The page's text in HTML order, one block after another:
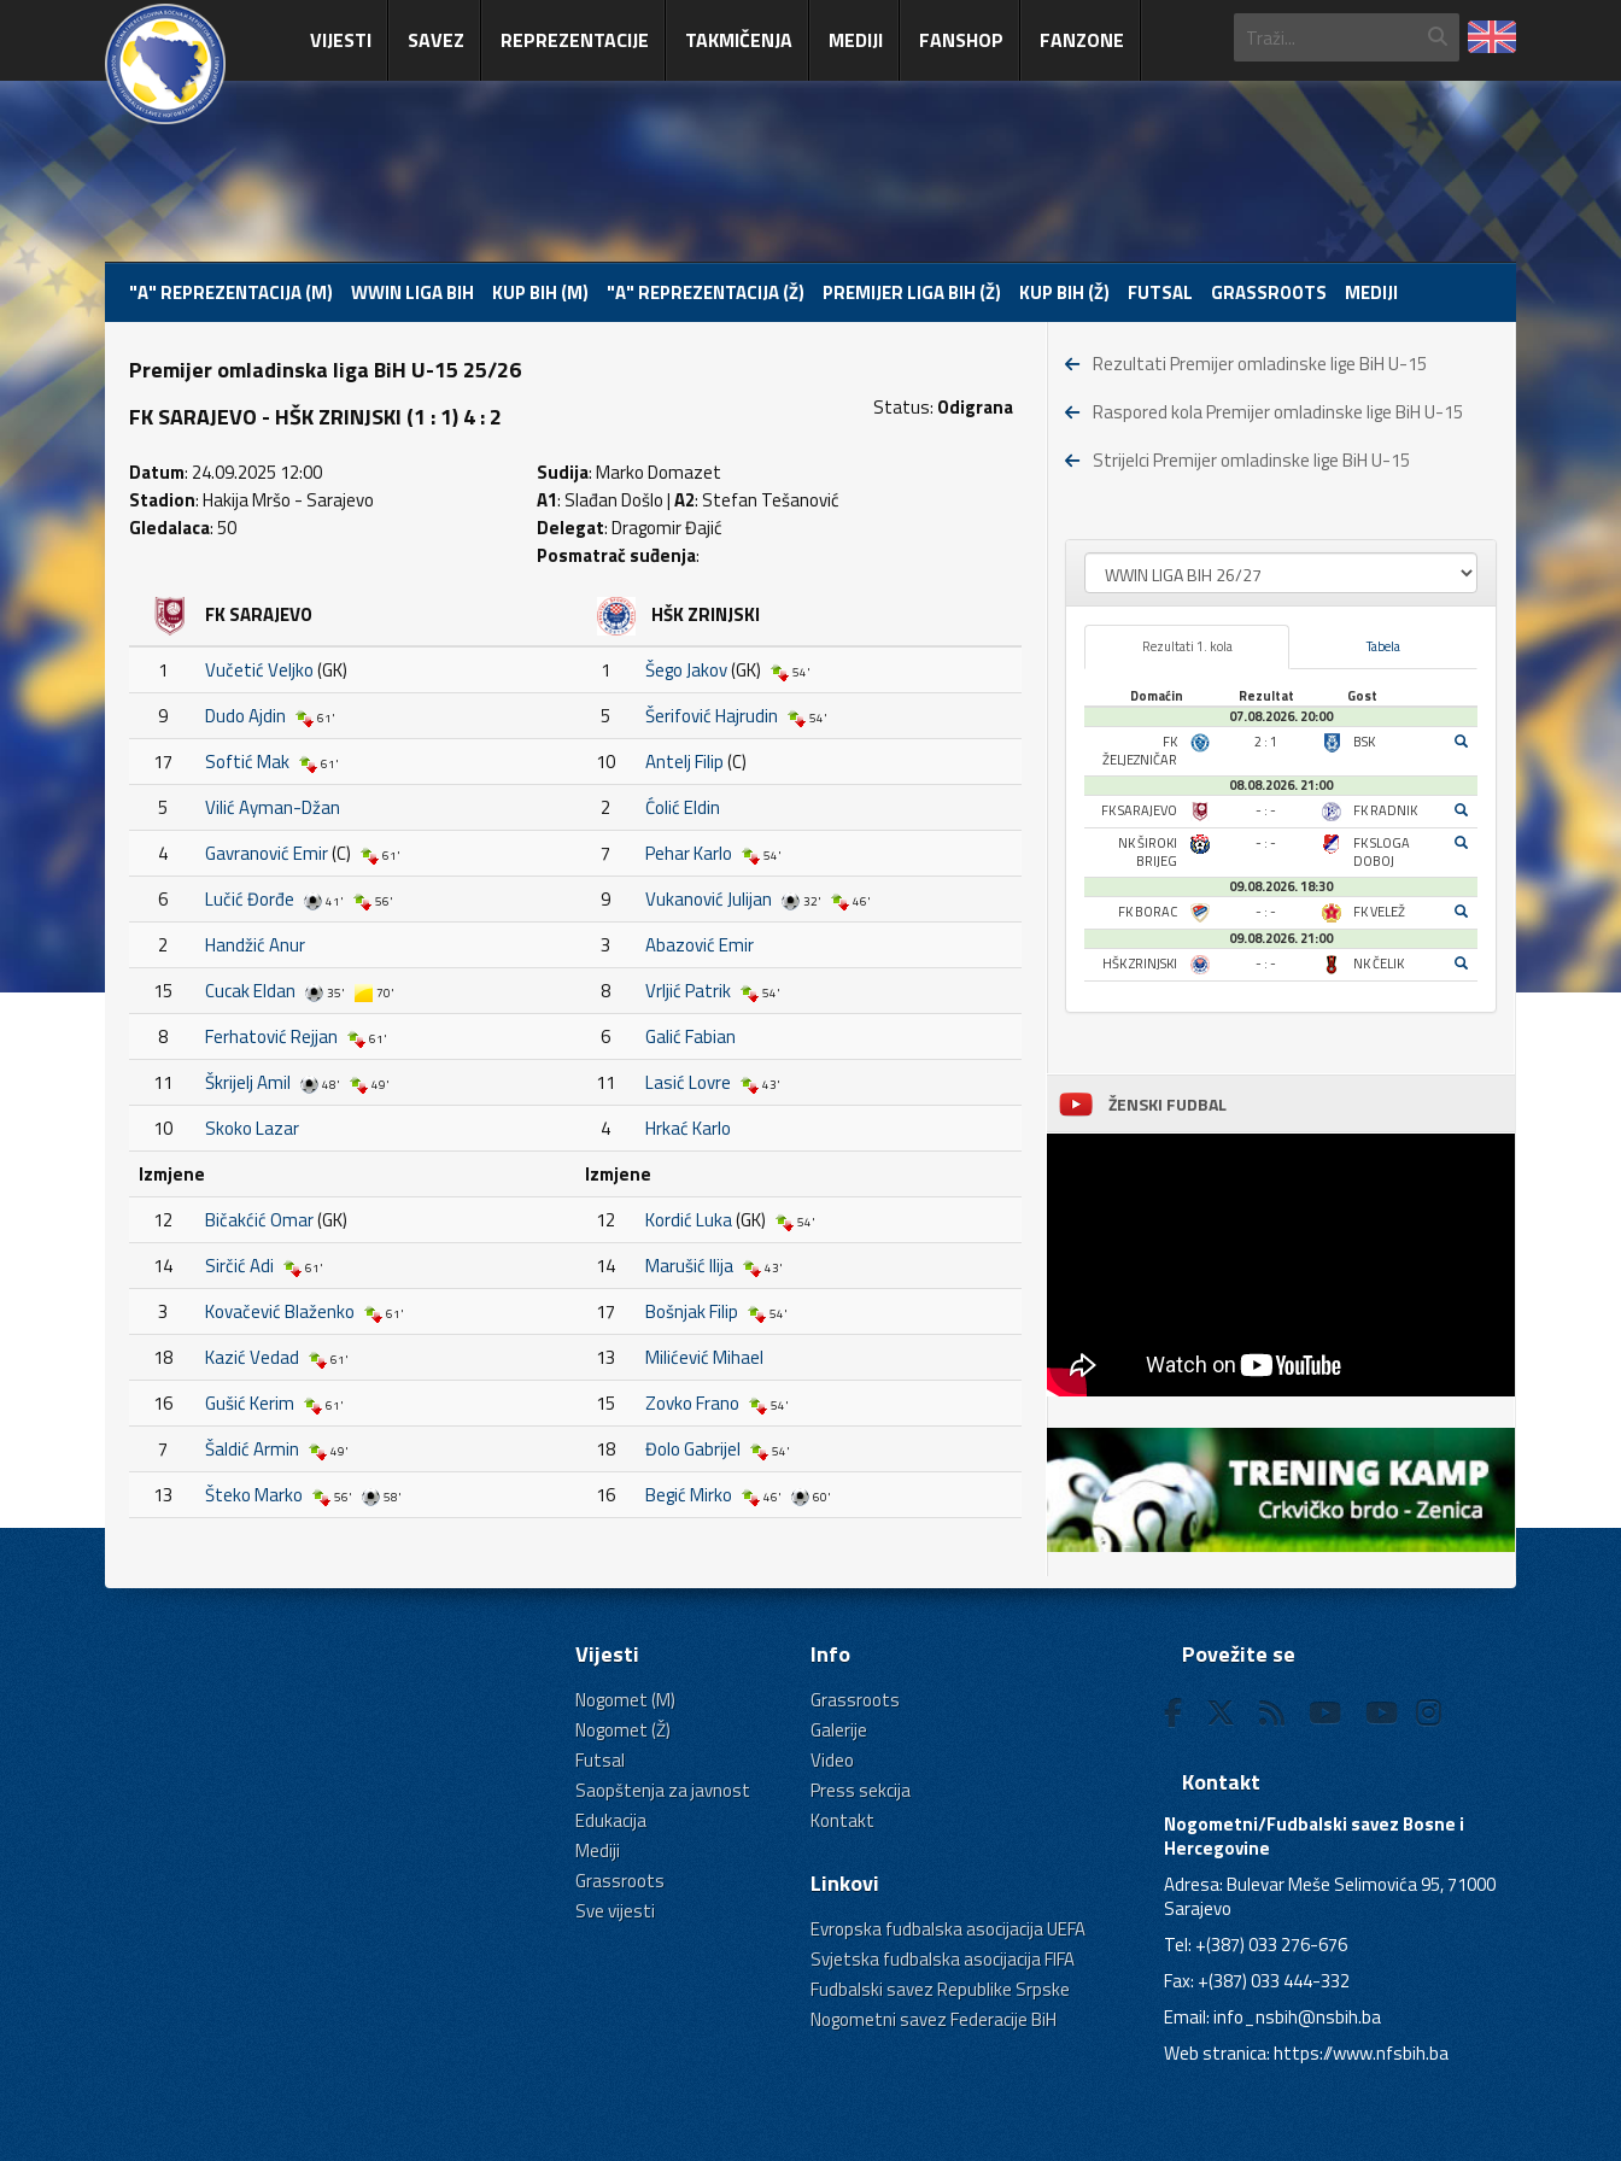
VIJESTI SAVEZ REPREZENTACIJE TAKMIČENJA MEDIJI FANSHOP FANZONE
"A" REPREZENTACIJA (M) WWIN LIGA BIH KUP BIH (M) "A" REPREZENTACIJA (Ž) PREMIJER LIGA BIH (Ž) KUP BIH (Ž) FUTSAL GRASSROOTS MEDIJI
Premijer omladinska liga BiH U-15 25/26
FK SARAJEVO - HŠK ZRINJSKI (1 : 1) 4 : 2
Status: Odigrana
Datum: 24.09.2025 12:00
Stadion: Hakija Mršo - Sarajevo
Gledalaca: 50
Sudija: Marko Domazet
A1: Slađan Došlo |A2: Stefan Tešanović
Delegat: Dragomir Đajić
Posmatrač suđenja:
FK SARAJEVO
1 Vučetić Veljko(GK)
9
Dudo Ajdin 61'
17 Softić Mak 61'
5
Vilić Ayman-Džan
4
Gavranović Emir(C) 61'
6 Lučić Đorđe 41' 56'
2
Handžić Anur
15
Cucak Eldan 35' 70'
8 Ferhatović Rejjan 61'
11 Škrijelj Amil 48' 49'
10
Skoko Lazar
Izmjene
12
Bičakćić Omar(GK)
14
Sirčić Adi 61'
3 Kovačević Blaženko 61'
18 Kazić Vedad 61'
16 Gušić Kerim 61'
7 Šaldić Armin 49'
13 Šteko Marko 56' 58'
HŠK ZRINJSKI
1 Šego Jakov(GK) 54'
5 Šerifović Hajrudin 54'
10 Antelj Filip(C)
2
Ćolić Eldin
7
Pehar Karlo 54'
9 Vukanović Julijan 32' 46'
3
Abazović Emir
8
Vrljić Patrik 54'
6
Galić Fabian
11
Lasić Lovre 43'
4
Hrkać Karlo
Izmjene
12
Kordić Luka(GK) 54'
14 Marušić Ilija 43'
17 Bošnjak Filip 54'
13
Milićević Mihael
15
Zovko Frano 54'
18 Đolo Gabrijel 54'
16 Begić Mirko 46' 60'
Rezultati Premijer omladinske lige BiH U-15
Raspored kola Premijer omladinske lige BiH U-15
Strijelci Premijer omladinske lige BiH U-15
Rezultati 1. kola Tabela
Domaćin Rezultat
Gost
07.08.2026. 20:00
FK
ŽELJEZNIČAR
2 : 1 BSK
08.08.2026. 21:00
FK SARAJEVO
- : -
FK RADNIK
NK ŠIROKI
BRIJEG
- : -
FK SLOGA
DOBOJ
09.08.2026. 18:30
FK BORAC
- : -
FK VELEŽ
09.08.2026. 21:00
HŠK ZRINJSKI
- : - NK ČELIK
ŽENSKI FUDBAL
Vijesti
Nogomet (M)
Nogomet (Ž)
Futsal
Saopštenja za javnost
Edukacija
Mediji
Grassroots
Sve vijesti
Info
Grassroots
Galerije
Video
Press sekcija
Kontakt
Linkovi
Evropska fudbalska asocijacija UEFA
Svjetska fudbalska asocijacija FIFA
Fudbalski savez Republike Srpske
Nogometni savez Federacije BiH
Povežite se
Kontakt
Nogometni/Fudbalski savez Bosne i
Hercegovine
Adresa: Bulevar Meše Selimovića 95, 71000
Sarajevo
Tel: +(387) 033 276-676
Fax: +(387) 033 444-332
Email:info_nsbih@nsbih.ba
Web stranica: https://www.nfsbih.ba